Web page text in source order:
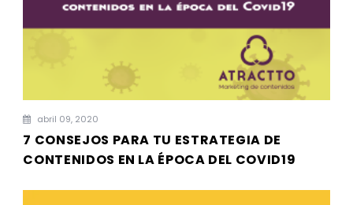
abril 09, 2020
7 CONSEJOS PARA TU ESTRATEGIA DE
CONTENIDOS EN LA ÉPOCA DEL COVID19